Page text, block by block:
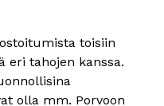
toisiin
eri tahojen kanssa.
olla mm. Porvoon